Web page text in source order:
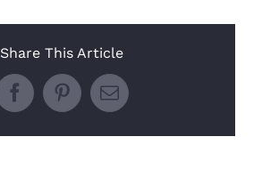
Share This Article
FacebookPinterest
E-